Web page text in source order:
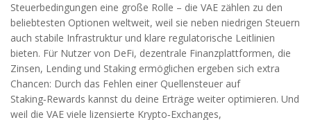
Steuerbedingungen eine große Rolle – die VAE zählen zu den
beliebtesten Optionen weltweit, weil sie neben niedrigen Steuern
auch stabile Infrastruktur und klare regulatorische Leitlinien
bieten. Für Nutzer von DeFi, dezentrale Finanzplattformen, die
Zinsen, Lending und Staking ermöglichen ergeben sich extra
Chancen: Durch das Fehlen einer Quellensteuer auf
Staking‑Rewards kannst du deine Erträge weiter optimieren. Und
weil die VAE viele lizensierte Krypto‑Exchanges,